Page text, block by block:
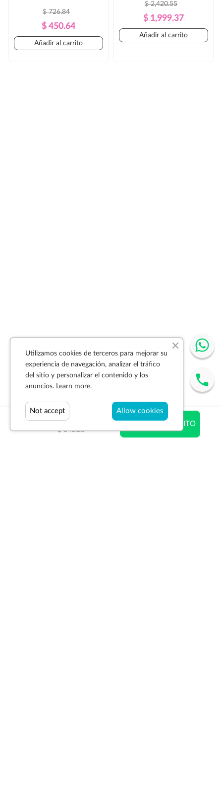
$ 188.42
$ 343.20
AÑADIR AL CARRITO
Precio
Regular
$ 726.84
Precio
$ 450.64
Añadir al carrito
Precio
Regular
$ 2,420.55
Precio
$ 1,999.37
Añadir al carrito
Utilizamos cookies de terceros para mejorar su
experiencia de navegación, analizar el tráfico
del sitio y personalizar el contenido y los
anuncios. Learn more.
Allow cookies
Not accept